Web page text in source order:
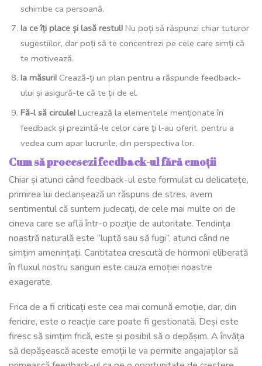
schimbe ca persoană.
Ia ce îți place și lasă restul! Nu poți să răspunzi chiar tuturor
sugestiilor, dar poți să te concentrezi pe cele care simți că
te motivează.
Ia măsuri! Crează-ți un plan pentru a răspunde feedback-
ului și asigură-te că te ții de el.
Fă-l să circule! Lucrează la elementele menționate în
feedback și prezintă-le celor care ți l-au oferit, pentru a
vedea cum apar lucrurile, din perspectiva lor.
Cum să procesezi feedback-ul fără emoții
Chiar și atunci când feedback-ul este formulat cu delicatețe,
primirea lui declanșează un răspuns de stres, avem
sentimentul că suntem judecați, de cele mai multe ori de
cineva care se află într-o poziție de autoritate. Tendința
noastră naturală este “luptă sau să fugi”, atunci când ne
simțim amenințați. Cantitatea crescută de hormoni eliberată
în fluxul nostru sanguin este cauza emoției noastre
exagerate.
Frica de a fi criticați este cea mai comună emoție, dar, din
fericire, este o reacție care poate fi gestionată. Deși este
firesc să simțim frică, este și posibil să o depășim. A învăța
să depășească aceste emoții le va permite angajaților să